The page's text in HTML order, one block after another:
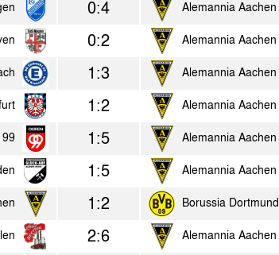
0:4 Alemannia Aachen
0:2 Alemannia Aachen
1:3 Alemannia Aachen
1:2 Alemannia Aachen
1:5 Alemannia Aachen
1:5 Alemannia Aachen
1:2 Borussia Dortmund
2:6 Alemannia Aachen